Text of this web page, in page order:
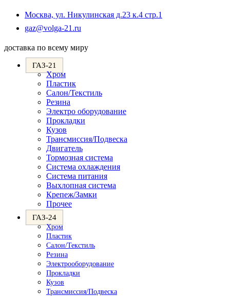
Москва, ул. Никулинская д.23 к.4 стр.1
gaz@volga-21.ru
вашем
доставка по всему миру
ГАЗ-21
Хром
Пластик
Салон/Текстиль
Резина
Электро оборудование
Прокладки
Кузов
Трансмиссия/Подвеска
Двигатель
Тормозная система
Система охлаждения
Система питания
Выхлопная система
Крепеж/Замки
Прочее
ГАЗ-24
Хром
Пластик
Салон/Текстиль
Резина
Электрооборудование
Прокладки
Кузов
Трансмиссия/Подвеска